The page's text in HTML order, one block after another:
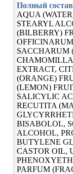
Полный
AQUA
STEARYL
(BILBERRY)
SACCHARUM
EXTRACT,
(ORANGE)
(LEMON)
SALICYLIC
RECUTITA
BISABOLOL,
ALCOHOL,
BUTYLENE
CASTOR OIL,
PARFUM